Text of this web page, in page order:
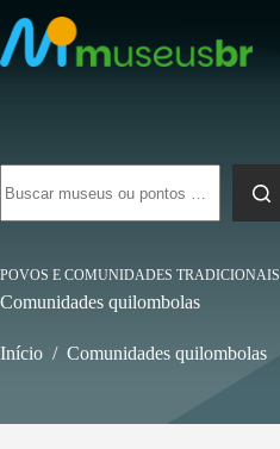
para
o
conteúdo
resultados
POVOS E COMUNIDADES TRADICIONAIS
Comunidades quilombolas
Início / Comunidades quilombolas